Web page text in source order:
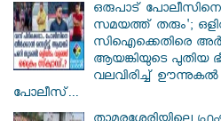
ഒരുപാട്
സമയത്ത് തരും';
സിഐക്കെതിരെ
ആയങ്കിയുടെ പുതിയ
വലവിരിച്ച് ഊന്നുകൽ
പോലീസ്...